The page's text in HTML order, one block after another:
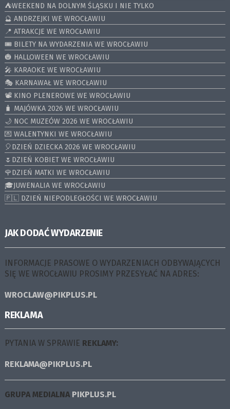
⛺️WEEKEND NA DOLNYM ŚLĄSKU I NIE TYLKO
🔮 ANDRZEJKI WE WROCŁAWIU
📍 ATRAKCJE WE WROCŁAWIU
🎟️ BILETY NA WYDARZENIA WE WROCŁAWIU
🎃 HALLOWEEN WE WROCŁAWIU
🎤 KARAOKE WE WROCŁAWIU
🎭 KARNAWAŁ WE WROCŁAWIU
📽️ KINO PLENEROWE WE WROCŁAWIU
🧳 MAJÓWKA 2026 WE WROCŁAWIU
🌙 NOC MUZEÓW 2026 WE WROCŁAWIU
💌 WALENTYNKI WE WROCŁAWIU
🎈DZIEŃ DZIECKA 2026 WE WROCŁAWIU
🌷DZIEŃ KOBIET WE WROCŁAWIU
🌹DZIEŃ MATKI WE WROCŁAWIU
🎓JUWENALIA WE WROCŁAWIU
🇵🇱 DZIEŃ NIEPODLEGŁOŚCI WE WROCŁAWIU
JAK DODAĆ WYDARZENIE
INFORMACJE PRASOWE O WYDARZENIACH ODBYWAJĄCYCH
SIĘ WE WROCŁAWIU PROSIMY PRZESYŁAĆ NA ADRES:
WROCLAW@PIKPLUS.PL
REKLAMA
PYTANIA W SPRAWIE REKLAMY:
REKLAMA@PIKPLUS.PL
GRUPA MEDIALNA PIKPLUS.PL